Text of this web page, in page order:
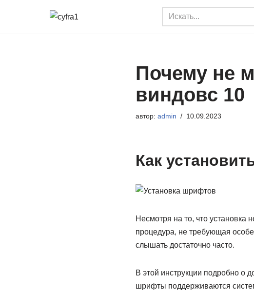
Почему не
виндовс 10
автор: admin 10.09.2023
Как
Несмотря на то, что
процедура, не требующая
слышать достаточно часто.
В этой инструкции подробно о
шрифты поддерживаются